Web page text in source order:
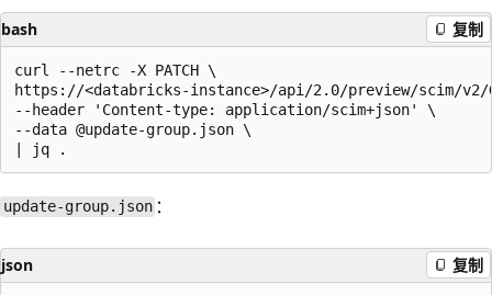
bash 复制
curl --netrc -X PATCH \
https://<databricks-instance>/api/2.0/preview/scim/v2/
--header 'Content-type: application/scim+json' \
--data @update-group.json \
update-group.json ：
json 复制